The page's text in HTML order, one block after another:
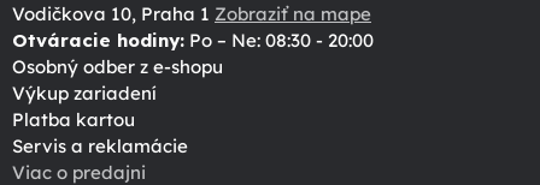
Vodičkova 10, Praha 1 Zobraziť na mape
Otváracie hodiny: Po – Ne: 08:30 - 20:00
Osobný odber z e-shopu
Výkup zariadení
Platba kartou
Servis a reklamácie
Viac o predajni